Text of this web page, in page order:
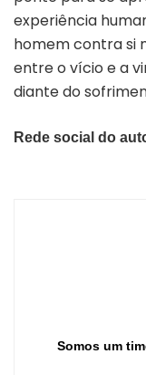
experiência
homem contra si
entre o vício e a
diante do
Rede social do
Somos um